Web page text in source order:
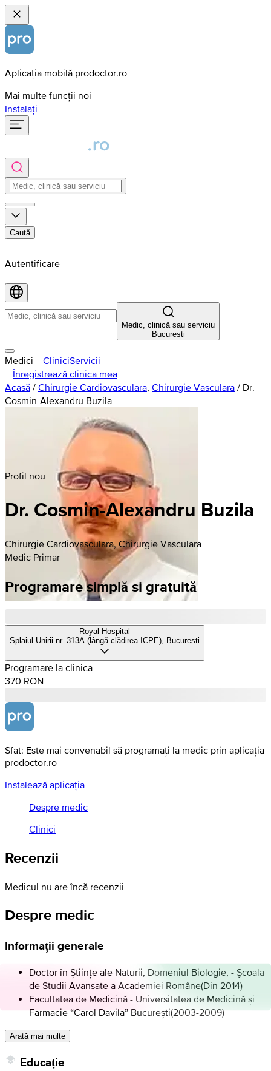
Aplicația mobilă prodoctor.ro
Mai multe funcții noi
Instalați
Caută
Autentificare
Medic, clinică sau serviciu
Bucuresti
Medici CliniciServicii
Înregistrează clinica mea
Acasă / Chirurgie Cardiovasculara, Chirurgie Vasculara / Dr.
Cosmin-Alexandru Buzila
Profil nou
Dr. Cosmin-Alexandru Buzila
Chirurgie Cardiovasculara, Chirurgie Vasculara
Medic Primar
Programare simplă si gratuită
Royal Hospital
Splaiul Unirii nr. 313A (lângă clădirea ICPE), Bucuresti
Programare la clinica
370 RON
Sfat: Este mai convenabil să programați la medic prin aplicația
prodoctor.ro
Instalează aplicația
Despre medic
Clinici
Recenzii
Medicul nu are încă recenzii
Despre medic
Informații generale
Doctor în Științe ale Naturii, Domeniul Biologie, - Şcoala
de Studii Avansate a Academiei Române(Din 2014)
Facultatea de Medicină - Universitatea de Medicină și
Farmacie “Carol Davila” București(2003-2009)
Arată mai multe
Educație